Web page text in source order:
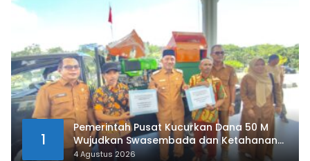
1
Pemerintah Pusat Kucurkan Dana 50 M
Wujudkan Swasembada dan Ketahanan
Pangan di Kabupaten 50 Kota
4 Agustus 2026